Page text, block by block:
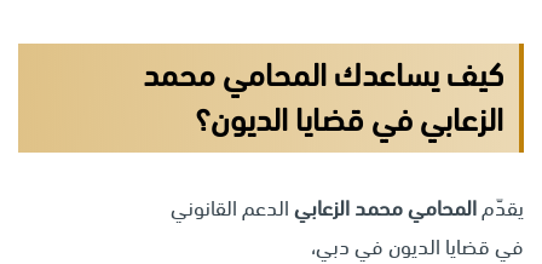
كيف يساعدك المحامي محمد
الزعابي في قضايا الديون؟
يقدّمالمحامي محمد الزعابيالدعم القانوني
في قضايا الديون في دبي،